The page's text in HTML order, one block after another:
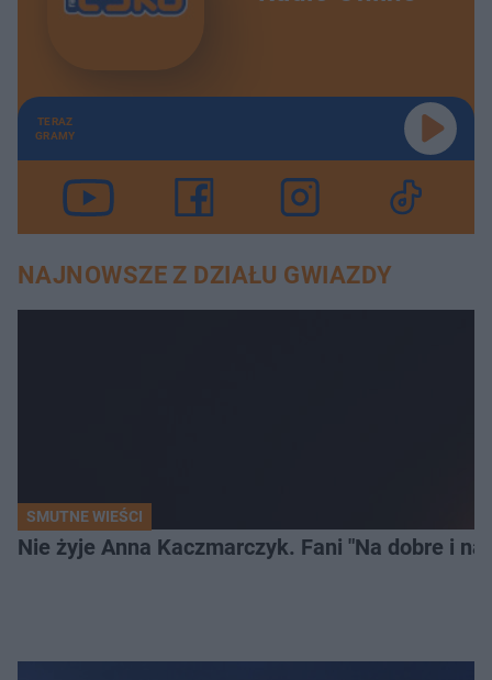
TERAZ
GRAMY
NAJNOWSZE Z DZIAŁU GWIAZDY
SMUTNE WIEŚCI
Nie żyje Anna Kaczmarczyk. Fani "Na dobre i na